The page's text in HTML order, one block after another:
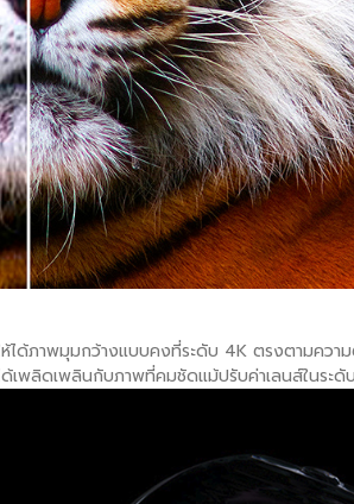
ด้ภาพมุมกว้างแบบคงที่ระดับ 4K ตรงตามควา
พลิดเพลินกับภาพที่คมชัดแม้ปรับค่าเลนส์ในระดั